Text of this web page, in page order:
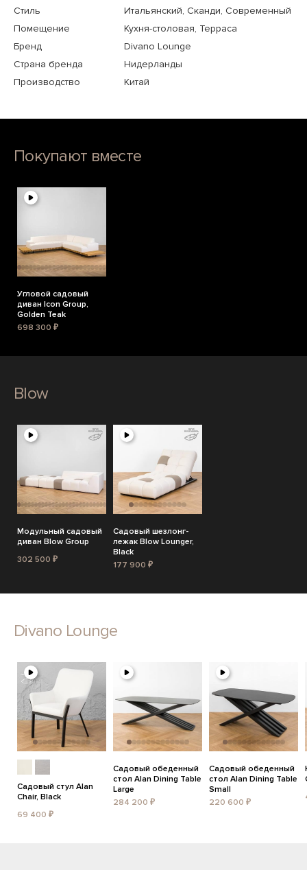
Стиль
Итальянский, Сканди, Современный
Помещение
Кухня-столовая, Терраса
Бренд
Divano Lounge
Страна бренда
Нидерланды
Производство
Китай
Покупают вместе
Угловой садовый
диван Icon Group,
Golden Teak
698 300 ₽
Blow
Модульный садовый
диван Blow Group
302 500 ₽
Садовый шезлонг-
лежак Blow Lounger,
Black
177 900 ₽
Divano Lounge
Садовый стул Alan
Chair, Black
69 400 ₽
Садовый обеденный
стол Alan Dining Table
Large
284 200 ₽
Садовый обеденный
стол Alan Dining Table
Small
220 600 ₽